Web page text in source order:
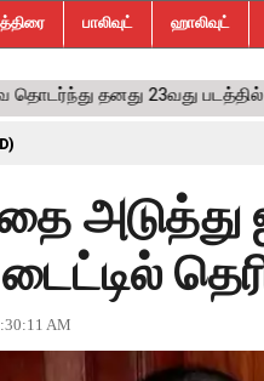
பாலிவுட் ஹாலிவுட்
அடுத்து
AM